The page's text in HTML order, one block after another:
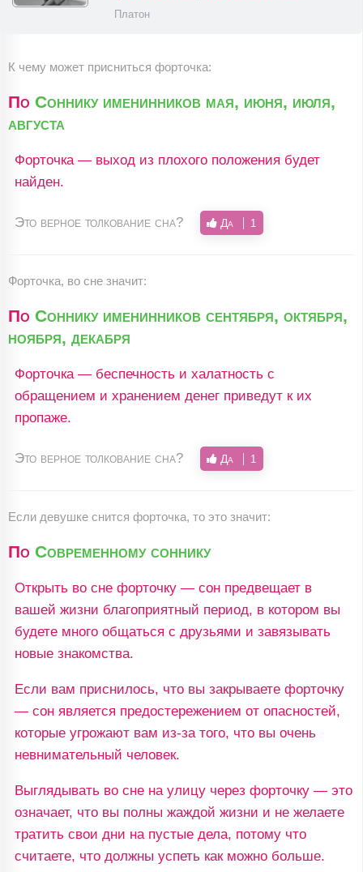
Платон
К чему может присниться форточка:
По Соннику именинников мая, июня, июля,
августа
Форточка — выход из плохого положения будет
найден.
Это верное толкование сна? Да 1
Форточка, во сне значит:
По Соннику именинников сентября, октября,
ноября, декабря
Форточка — беспечность и халатность с
обращением и хранением денег приведут к их
пропаже.
Это верное толкование сна? Да 1
Если девушке снится форточка, то это значит:
По Современному соннику
Открыть во сне форточку — сон предвещает в
вашей жизни благоприятный период, в котором вы
будете много общаться с друзьями и завязывать
новые знакомства.
Если вам приснилось, что вы закрываете форточку
— сон является предостережением от опасностей,
которые угрожают вам из-за того, что вы очень
невнимательный человек.
Выглядывать во сне на улицу через форточку — это
означает, что вы полны жаждой жизни и не желаете
тратить свои дни на пустые дела, потому что
считаете, что должны успеть как можно больше.